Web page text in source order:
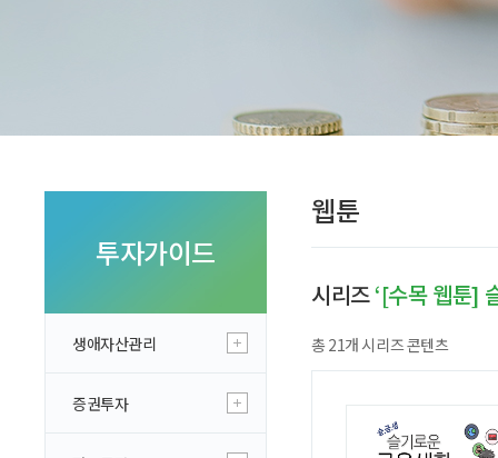
군장병 금융투자 아
자립준비청년을 위한
실전투자 Insight
투자가이드
생애자산관리
증권투자
웹툰
시리즈‘[수목 웹툰]
총 21개 시리즈 콘텐츠